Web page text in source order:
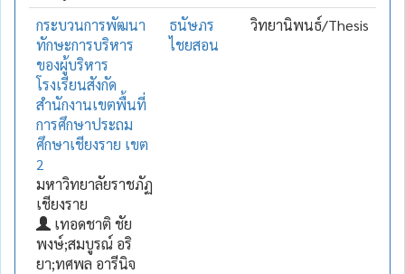
กระบวนการพัฒนา
ทักษะการบริหาร
ของผู้บริหาร
โรงเรียนสังกัด
สำนักงานเขตพื้นที่
การศึกษาประถม
ศึกษาเชียงราย เขต
2
มหาวิทยาลัยราชภัฏ
เชียงราย
เทอดชาติ ชัย
พงษ์;สมบูรณ์ อริ
ยา;ทศพล อารีนิจ
ธนัษภร
ไชยสอน
วิทยานิพนธ์/Thesis